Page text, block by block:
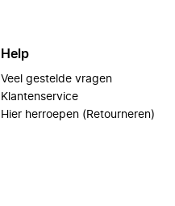
Help
Veel gestelde vragen
Klantenservice
Hier herroepen (Retourneren)